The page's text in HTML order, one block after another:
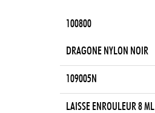
100800
DRAGONE NYLON NOIR
109005N
LAISSE ENROULEUR 8 ML